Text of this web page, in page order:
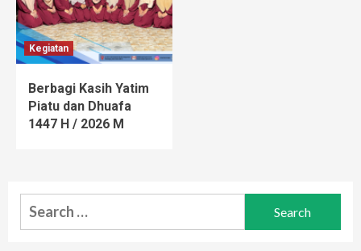
Kegiatan
Berbagi Kasih Yatim
Piatu dan Dhuafa
1447 H / 2026 M
Search
for: